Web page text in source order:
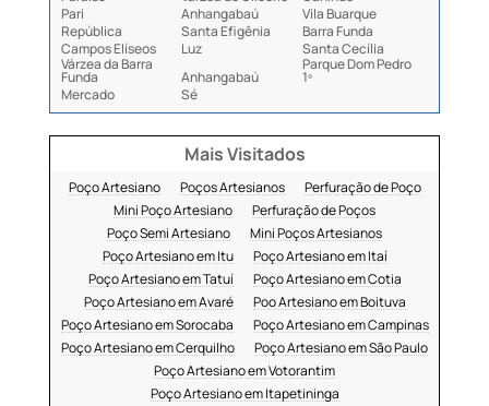
Pari
Anhangabaú
Vila Buarque
República
Santa Efigênia
Barra Funda
Campos Elíseos
Luz
Santa Cecília
Várzea da Barra
Funda Anhangabaú
Parque Dom Pedro
1º
Mercado
Sé
Mais Visitados
Poço Artesiano Poços Artesianos
Perfuração de Poço
Mini Poço Artesiano
Perfuração de Poços
Poço Semi Artesiano
Mini Poços Artesianos
Poço Artesiano em Itu
Poço Artesiano em Itaí
Poço Artesiano em Tatuí
Poço Artesiano em Cotia
Poço Artesiano em Avaré
Poo Artesiano em Boituva
Poço Artesiano em Sorocaba
Poço Artesiano em Campinas
Poço Artesiano em Cerquilho
Poço Artesiano em São Paulo
Poço Artesiano em Votorantim
Poço Artesiano em Itapetininga